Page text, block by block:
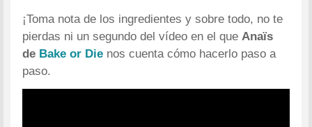
¡Toma nota de los ingredientes y sobre todo, no te
pierdas ni un segundo del vídeo en el que Anaïs
de Bake or Die nos cuenta cómo hacerlo paso a
paso.